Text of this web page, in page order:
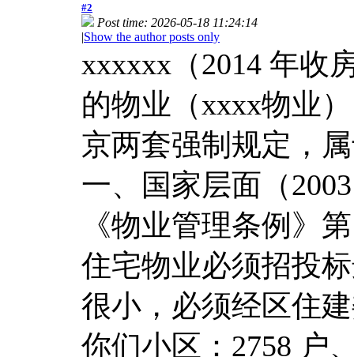
#2
Post time: 2026-05-18 11:24:14
|Show the author posts only
xxxxxx（2014 年收
的物业（xxxx物业
京两套强制规定，
一、国家层面（
《物业管理条例》
住宅物业必须招投
很小，必须经区住
你们小区：2758 户